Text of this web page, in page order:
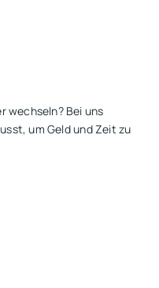
wechseln? Bei uns
um Geld und Zeit zu